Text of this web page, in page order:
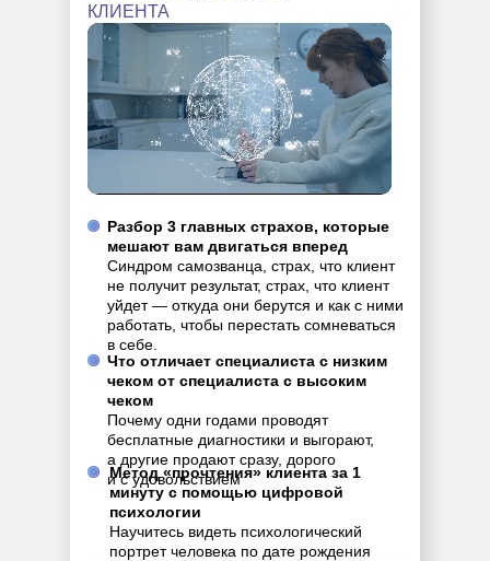
КЛИЕНТА
Метод «прочтения» клиента за 1
минуту с помощью цифровой
психологии
Научитесь видеть психологический
портрет человека по дате рождения
Что отличает специалиста с низким
чеком от специалиста с высоким
чеком
Почему одни годами проводят
бесплатные диагностики и выгорают,
а другие продают сразу, дорого
и с удовольствием
Разбор 3 главных страхов, которые
мешают вам двигаться вперед
Синдром самозванца, страх, что клиент
не получит результат, страх, что клиент
уйдет — откуда они берутся и как с ними
работать, чтобы перестать сомневаться
в себе.